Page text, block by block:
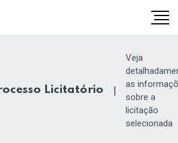
Licitatório |
Veja
as
sobre a
licitação
selecionada